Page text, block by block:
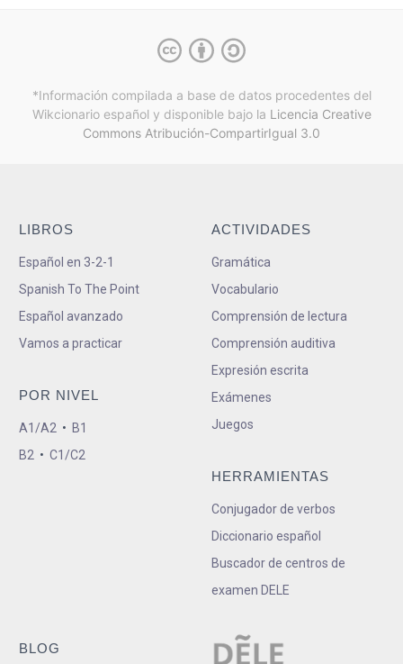
*Información compilada a base de datos procedentes del
Wikcionario español y disponible bajo la Licencia Creative
Commons Atribución-CompartirIgual 3.0
LIBROS
Español en 3-2-1
Spanish To The Point
Español avanzado
Vamos a practicar
POR NIVEL
A1/A2 • B1
B2 • C1/C2
ACTIVIDADES
Gramática
Vocabulario
Comprensión de lectura
Comprensión auditiva
Expresión escrita
Exámenes
Juegos
HERRAMIENTAS
Conjugador de verbos
Diccionario español
Buscador de centros de
examen DELE
BLOG